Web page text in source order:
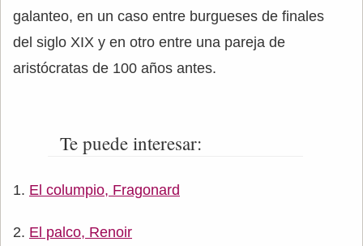
galanteo, en un caso entre burgueses de finales
del siglo XIX y en otro entre una pareja de
aristócratas de 100 años antes.
Te puede interesar:
El columpio, Fragonard
El palco, Renoir